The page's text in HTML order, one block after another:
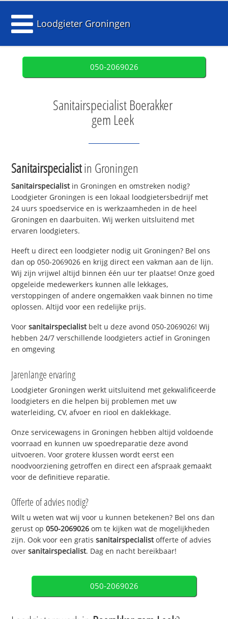
Loodgieter Groningen
050-2069026
Sanitairspecialist Boerakker
gem Leek
Sanitairspecialistin Groningen
Sanitairspecialistin Groningen en omstreken nodig?
Loodgieter Groningen is een lokaal loodgietersbedrijf met
24 uurs spoedservice en is werkzaamheden in de heel
Groningen en daarbuiten. Wij werken uitsluitend met
ervaren loodgieters.
Heeft u direct een loodgieter nodig uit Groningen? Bel ons
dan op 050-2069026 en krijg direct een vakman aan de lijn.
Wij zijn vrijwel altijd binnen één uur ter plaatse! Onze goed
opgeleide medewerkers kunnen alle lekkages,
verstoppingen of andere ongemakken vaak binnen no time
oplossen. Altijd voor een redelijke prijs.
Voorsanitairspecialistbelt u deze avond 050-2069026! Wij
hebben 24/7 verschillende loodgieters actief in Groningen
en omgeving
Jarenlange ervaring
Loodgieter Groningen werkt uitsluitend met gekwalificeerde
loodgieters en die helpen bij problemen met uw
waterleiding, CV, afvoer en riool en daklekkage.
Onze servicewagens in Groningen hebben altijd voldoende
voorraad en kunnen uw spoedreparatie deze avond
uitvoeren. Voor grotere klussen wordt eerst een
noodvoorziening getroffen en direct een afspraak gemaakt
voor de definitieve reparatie.
Offerte of advies nodig?
Wilt u weten wat wij voor u kunnen betekenen? Bel ons dan
gerust op050-2069026 om te kijken wat de mogelijkheden
zijn. Ook voor een gratissanitairspecialistofferte of advies
oversanitairspecialist. Dag en nacht bereikbaar!
050-2069026